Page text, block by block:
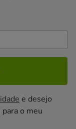
e desejo
o meu